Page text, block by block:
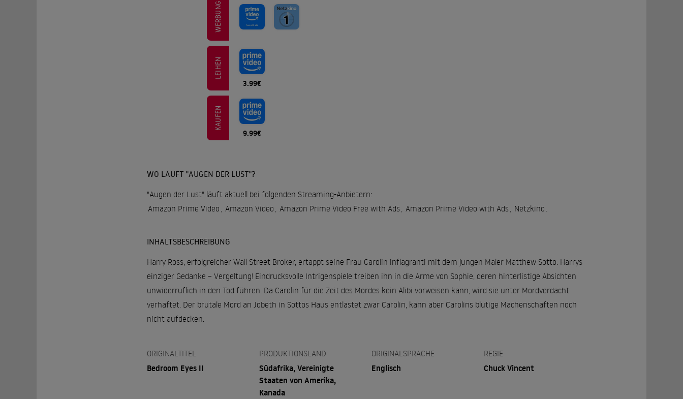
WERBUNG
LEIHEN
3.99€
KAUFEN
9.99€
WO LÄUFT "AUGEN DER LUST"?
"Augen der Lust" läuft aktuell bei folgenden Streaming-Anbietern:
Amazon Prime Video , Amazon Video , Amazon Prime Video Free with Ads, Amazon Prime Video with Ads, Netzkino .
INHALTSBESCHREIBUNG
Harry Ross, erfolgreicher Wall Street Broker, ertappt seine Frau Carolin inflagranti mit dem jungen Maler Matthew Sotto. Harrys
einziger Gedanke – Vergeltung! Eindrucksvolle Intrigenspiele treiben ihn in die Arme von Sophie, deren hinterlistige Absichten
unwiderruflich in den Tod führen. Da Carolin für die Zeit des Mordes kein Alibi vorweisen kann, wird sie unter Mordverdacht
verhaftet. Der brutale Mord an Jobeth in Sottos Haus entlastet zwar Carolin, kann aber Carolins blutige Machenschaften noch
nicht aufdecken.
ORIGINALTITEL
Bedroom Eyes II
PRODUKTIONSLAND
Südafrika, Vereinigte
Staaten von Amerika,
Kanada
ORIGINALSPRACHE
Englisch
REGIE
Chuck Vincent